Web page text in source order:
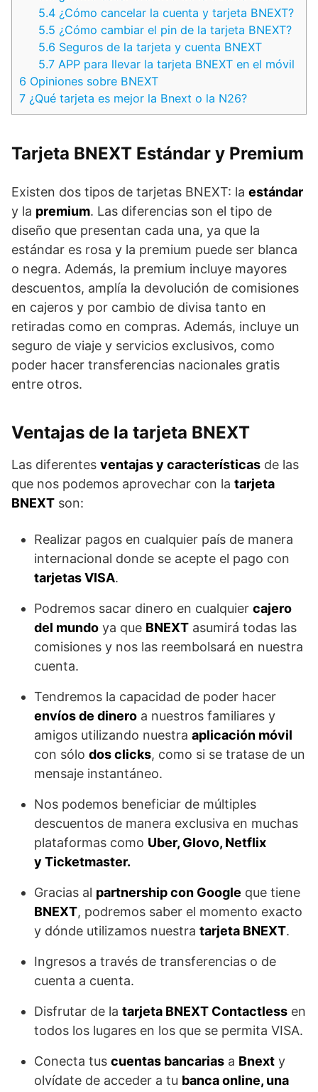
5.4 ¿Cómo cancelar la cuenta y tarjeta BNEXT?
5.5 ¿Cómo cambiar el pin de la tarjeta BNEXT?
5.6 Seguros de la tarjeta y cuenta BNEXT
5.7 APP para llevar la tarjeta BNEXT en el móvil
6 Opiniones sobre BNEXT
7 ¿Qué tarjeta es mejor la Bnext o la N26?
Tarjeta BNEXT Estándar y Premium
Existen dos tipos de tarjetas BNEXT: la estándar
y la premium. Las diferencias son el tipo de
diseño que presentan cada una, ya que la
estándar es rosa y la premium puede ser blanca
o negra. Además, la premium incluye mayores
descuentos, amplía la devolución de comisiones
en cajeros y por cambio de divisa tanto en
retiradas como en compras. Además, incluye un
seguro de viaje y servicios exclusivos, como
poder hacer transferencias nacionales gratis
entre otros.
Ventajas de la tarjeta BNEXT
Las diferentes ventajas y características de las
que nos podemos aprovechar con la tarjeta
BNEXT son:
Realizar pagos en cualquier país de manera
internacional donde se acepte el pago con
tarjetas VISA.
Podremos sacar dinero en cualquier cajero
del mundo ya que BNEXT asumirá todas las
comisiones y nos las reembolsará en nuestra
cuenta.
Tendremos la capacidad de poder hacer
envíos de dinero a nuestros familiares y
amigos utilizando nuestra aplicación móvil
con sólo dos clicks, como si se tratase de un
mensaje instantáneo.
Nos podemos beneficiar de múltiples
descuentos de manera exclusiva en muchas
plataformas como Uber, Glovo, Netflix
y Ticketmaster.
Gracias al partnership con Google que tiene
BNEXT, podremos saber el momento exacto
y dónde utilizamos nuestra tarjeta BNEXT.
Ingresos a través de transferencias o de
cuenta a cuenta.
Disfrutar de la tarjeta BNEXT Contactless en
todos los lugares en los que se permita VISA.
Conecta tus cuentas bancarias a Bnext y
olvídate de acceder a tu banca online, una